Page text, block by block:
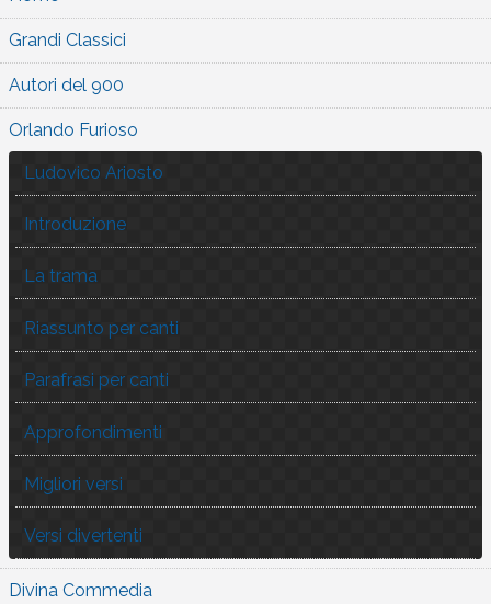
Grandi Classici
Autori del 900
Orlando Furioso
Ludovico Ariosto
Introduzione
La trama
Riassunto per canti
Parafrasi per canti
Approfondimenti
Migliori versi
Versi divertenti
Divina Commedia